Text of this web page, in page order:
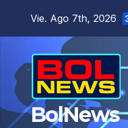
Vie. Ago 7th, 2026
BolNews